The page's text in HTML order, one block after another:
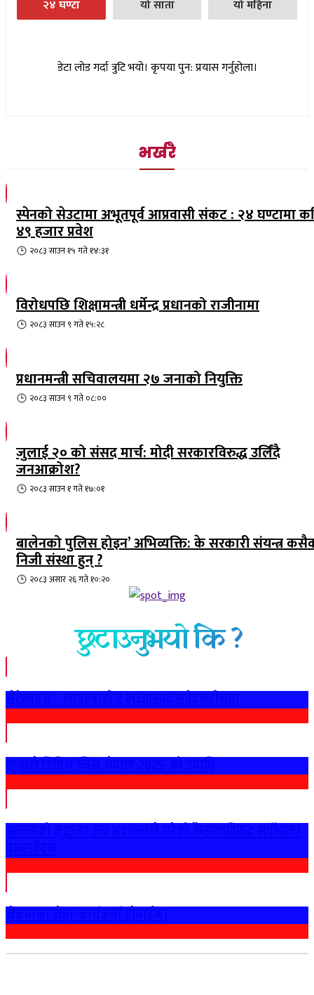
२४ घण्टा यो साता यो महिना
डेटा लोड गर्दा त्रुटि भयो। कृपया पुन: प्रयास गर्नुहोला।
भर्खरै
स्पेनको सेउटामा अभूतपूर्व आप्रवासी संकट : २४ घण्टामा
४९ हजार प्रवेश
२०८३ साउन १५ गते १४:३१
विरोधपछि शिक्षामन्त्री धर्मेन्द्र प्रधानको राजीनामा
२०८३ साउन ९ गते १५:२८
प्रधानमन्त्री सचिवालयमा २७ जनाको नियुक्ति
२०८३ साउन ९ गते ०८:००
जुलाई २० को संसद मार्च: मोदी सरकारविरुद्ध उर्लिंदै
जनआक्रोश?
२०८३ साउन १ गते १७:०१
बालेनको पुलिस होइन’ अभिव्यक्ति: के सरकारी संयन्त्र
निजी संस्था हुन् ?
२०८३ असार २६ गते १०:२०
छुटाउनुभयो कि ?